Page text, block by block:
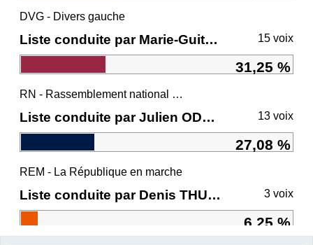
DVG - Divers gauche
Liste conduite par Marie-Guite DUFAY 15 voix
31,25 %
RN - Rassemblement national et ses alliés
Liste conduite par Julien ODOUL 13 voix
27,08 %
REM - La République en marche
Liste conduite par Denis THURIOT 3 voix
6,25 %